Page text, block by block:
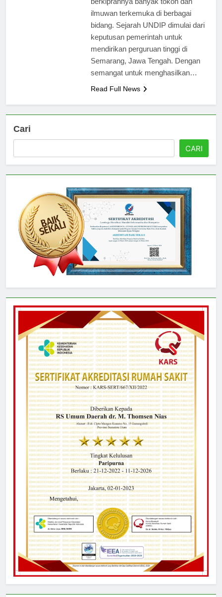
ilmuwan terkemuka di berbagai
bidang. Sejarah UNDIP dimulai dari
keputusan pemerintah untuk
mendirikan perguruan tinggi di
Semarang, Jawa Tengah. Dengan
semangat untuk menghasilkan…
Read Full News
Cari
CARI